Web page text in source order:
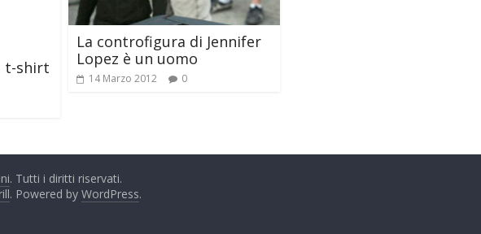
t-shirt
La controfigura di Jennifer
Lopez è un uomo
14 Marzo 2012 0
. Tutti i diritti riservati.
. Powered by WordPress.